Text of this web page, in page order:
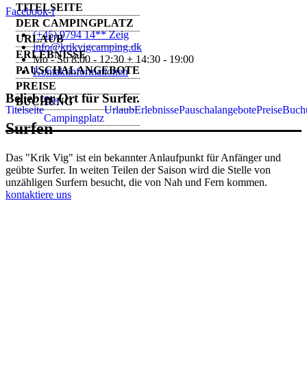
Facebook-f
(+45) 9794 14** Zeig
info@krikvigcamping.dk
Mo - So 8:00 - 12:30 + 14:30 - 19:00
Kontaktinformationen
Titelseite
Der
Campingplatz
UrlaubErlebnissePauschalangebotePreise
TITELSEITE
DER CAMPINGPLATZ
URLAUB
ERLEBNISSE
PAUSCHALANGEBOTE
PREISE
BUCHUNG
Beliebter Ort für Surfer.
Surfen
Das "Krik Vig" ist ein bekannter Anlaufpunkt für Anfänger und
geübte Surfer. In weiten Teilen der Saison wird die Stelle von
unzähligen Surfern besucht, die von Nah und Fern kommen.
kontaktiere uns